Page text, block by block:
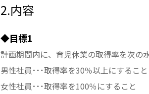
2.内容
◆目標1
計画期間内に、育児休業の取得率を次の
男性社員･･･取得率を30％以上にすること
女性社員･･･取得率を100％にすること